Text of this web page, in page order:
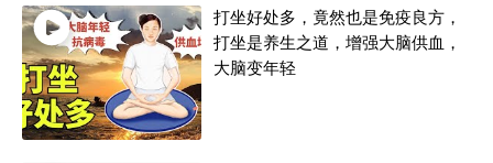
打坐好处多，竟然也是免疫良方，
打坐是养生之道，增强大脑供血，
大脑变年轻